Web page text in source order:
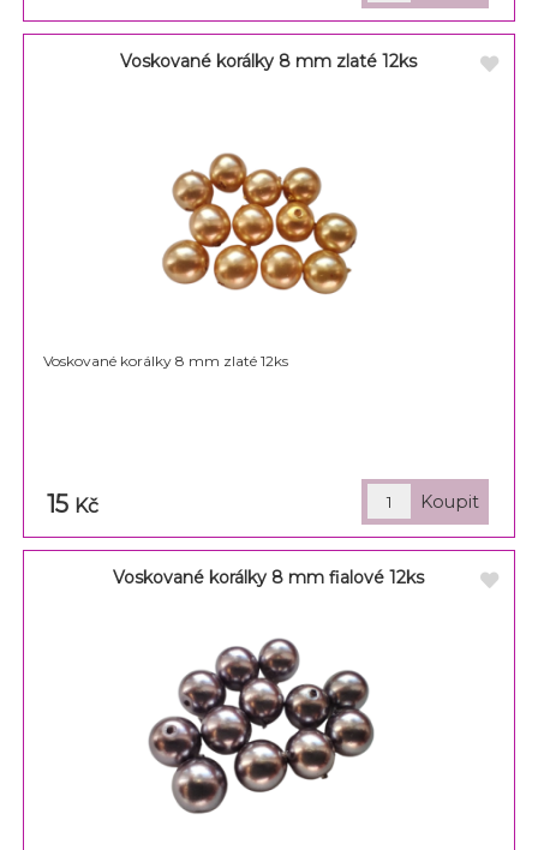
Voskované korálky 8 mm zlaté 12ks
Voskované korálky 8 mm zlaté 12ks
15 Kč
Voskované korálky 8 mm fialové 12ks